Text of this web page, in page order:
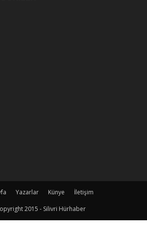
Yazarlar Künye
İletişim
2015 - Silivri Hürhaber